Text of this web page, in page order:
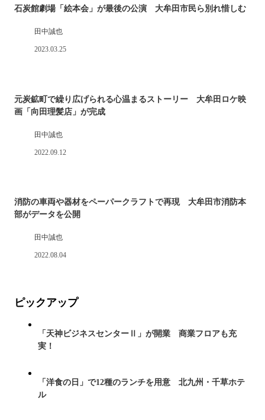
石炭館劇場「絵本会」が最後の公演 大牟田市民ら別れ惜しむ
田中誠也
2023.03.25
元炭鉱町で繰り広げられる心温まるストーリー 大牟田ロケ映
画「向田理髪店」が完成
田中誠也
2022.09.12
消防の車両や器材をペーパークラフトで再現 大牟田市消防本
部がデータを公開
田中誠也
2022.08.04
ピックアップ
「天神ビジネスセンターⅡ」が開業 商業フロアも充
実！
「洋食の日」で12種のランチを用意 北九州・千草ホテ
ル